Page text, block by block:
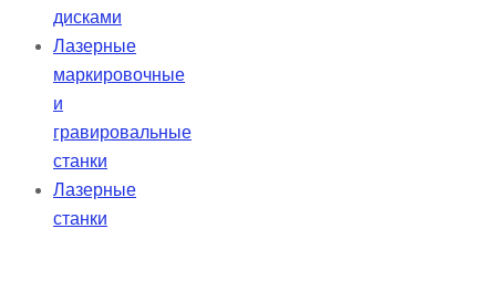
дисками
Лазерные
маркировочные
и
гравировальные
станки
Лазерные
станки